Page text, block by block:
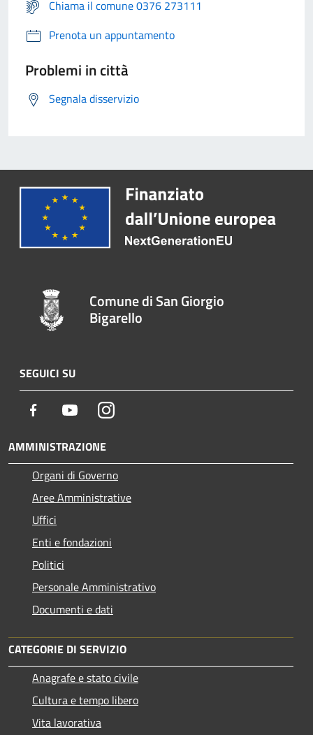
Chiama il comune 0376 273111
Prenota un appuntamento
Problemi in città
Segnala disservizio
Comune di San Giorgio
Bigarello
SEGUICI SU
Facebook YoutubeInstagram
AMMINISTRAZIONE
Organi di Governo
Aree Amministrative
Uffici
Enti e fondazioni
Politici
Personale Amministrativo
Documenti e dati
CATEGORIE DI SERVIZIO
Anagrafe e stato civile
Cultura e tempo libero
Vita lavorativa